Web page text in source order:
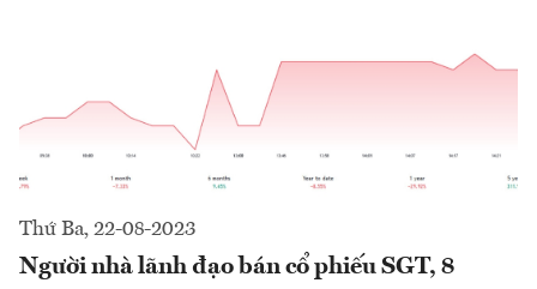
Thứ Ba, 22-08-2023
Người nhà lãnh đạo bán cổ phiếu SGT, 8